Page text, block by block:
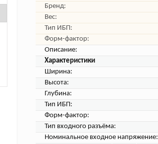
Бренд:
Вес:
Тип ИБП:
Форм-фактор:
Описание:
Характеристики
Ширина:
Высота:
Глубина:
Тип ИБП:
Форм-фактор:
Тип входного разъёма:
Номинальное входное напряжение: